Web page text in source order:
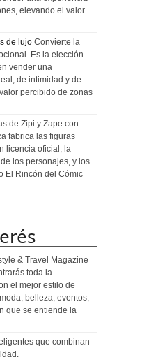
elevando el valor
de lujo Convierte la
Es la elección
vender una
de intimidad y de
percibido de zonas
de Zipi y Zape con
fabrica las figuras
licencia oficial, la
los personajes, y los
El Rincón del Cómic
& Travel Magazine
toda la
el mejor estilo de
belleza, eventos,
que se entiende la
que combinan